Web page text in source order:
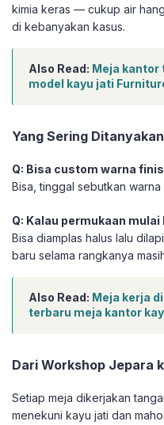
kimia keras — cukup air
di kebanyakan kasus.
Also Read: Meja kantor
model kayu jati
Yang Sering Ditanyakan
Q: Bisa custom warna
Bisa, tinggal sebutkan
Q: Kalau permukaan
Bisa diamplas halus lalu
baru selama rangkanya
Also Read: Meja kerja
terbaru meja kantor
Dari Workshop Jepara
Setiap meja dikerjakan
menekuni kayu jati dan